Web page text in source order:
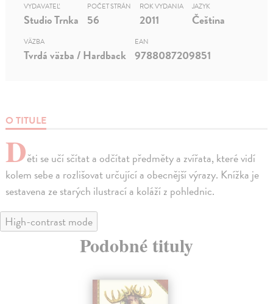
O TITULE
Děti se učí sčítat a odčítat předměty a zvířata, které vidí
kolem sebe a rozlišovat určující a obecnější výrazy. Knížka je
sestavena ze starých ilustrací a koláží z pohlednic.
VYDAVATEĽ
Studio Trnka
POČET STRÁN
56
ROK VYDANIA
2011
JAZYK
Čeština
VÄZBA
Tvrdá väzba / Hardback
EAN
9788087209851
High-contrast mode
Podobné tituly